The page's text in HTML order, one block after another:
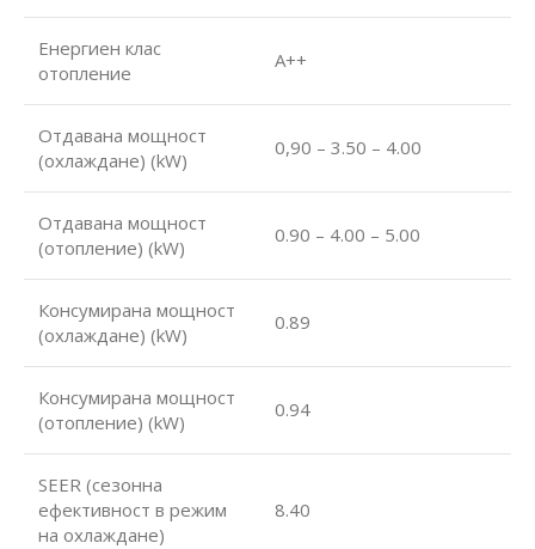
Енергиен клас
отопление
А++
Отдавана мощност
(охлаждане) (kW)
0,90 – 3.50 – 4.00
Отдавана мощност
(отопление) (kW)
0.90 – 4.00 – 5.00
Консумирана мощност
(охлаждане) (kW)
0.89
Консумирана мощност
(отопление) (kW)
0.94
SEER (сезонна
ефективност в режим
на охлаждане)
8.40